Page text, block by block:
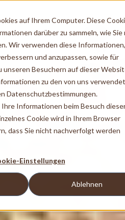
auf Ihrem Computer. Diese
darüber zu sammeln, wie Sie
Wir verwenden diese
und anzupassen, sowie für
unseren Besuchern auf dieser
zu den von uns
Datenschutzbestimmungen.
Informationen beim Besuch
Cookie wird in Ihrem Browser
dass Sie nicht nachverfolgt werden
Einstellungen
Ablehnen